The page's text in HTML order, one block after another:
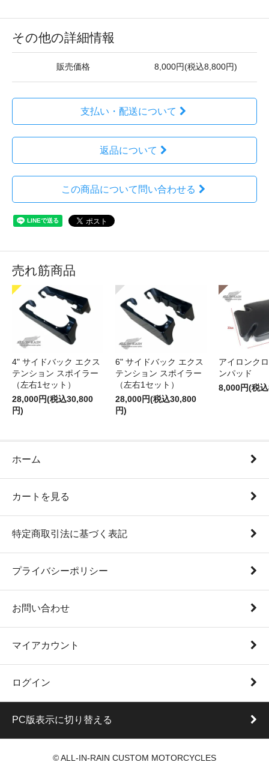
その他の詳細情報
販売価格 8,000円(税込8,800円)
支払い・配送について
返品について
この商品について問い合わせる
売れ筋商品
4" サイドバック エクス
テンション スポイラー
（左右1セット）
28,000円(税込30,800
円)
6" サイドバック エクス
テンション スポイラー
（左右1セット）
28,000円(税込30,800
円)
アイロンク
ンパッド
8,000円(税
ホーム
カートを見る
特定商取引法に基づく表記
プライバシーポリシー
お問い合わせ
マイアカウント
ログイン
PC版表示に切り替える
© ALL-IN-RAIN CUSTOM MOTORCYCLES